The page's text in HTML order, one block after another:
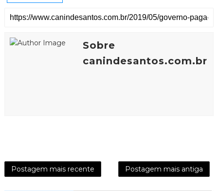
Sobre
canindesantos.com.br
Postagem mais recente Postagem mais antiga